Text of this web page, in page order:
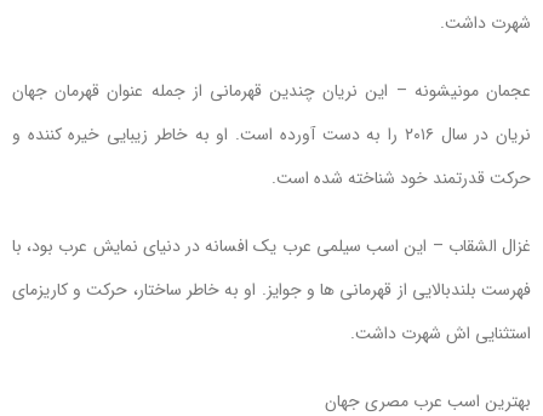
شهرت داشت.
عجمان مونیشونه – این نریان چندین قهرمانی از جمله عنوان قهرمان جهان
نریان در سال ۲۰۱۶ را به دست آورده است. او به خاطر زیبایی خیره کننده و
حرکت قدرتمند خود شناخته شده است.
غزال الشقاب – این اسب سیلمی عرب یک افسانه در دنیای نمایش عرب بود، با
فهرست بلندبالایی از قهرمانی ها و جوایز. او به خاطر ساختار، حرکت و کاریزمای
استثنایی اش شهرت داشت.
بهترین اسب عرب مصری جهان